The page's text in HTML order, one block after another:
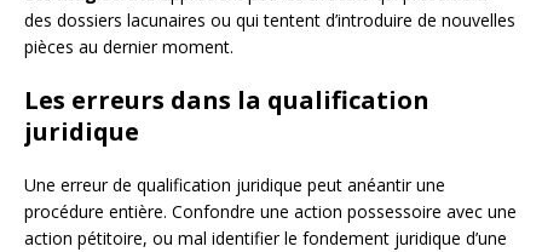
des dossiers lacunaires ou qui tentent d’introduire de nouvelles
pièces au dernier moment.
Les erreurs dans la qualification
juridique
Une erreur de qualification juridique peut anéantir une
procédure entière. Confondre une action possessoire avec une
action pétitoire, ou mal identifier le fondement juridique d’une